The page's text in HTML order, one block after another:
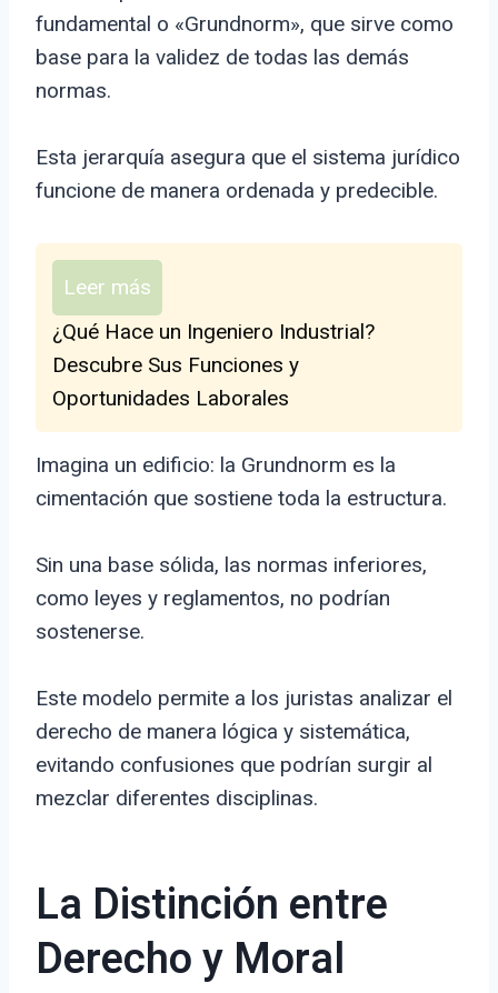
fundamental o «Grundnorm», que sirve como
base para la validez de todas las demás
normas.
Esta jerarquía asegura que el sistema jurídico
funcione de manera ordenada y predecible.
Leer más
¿Qué Hace un Ingeniero Industrial?
Descubre Sus Funciones y
Oportunidades Laborales
Imagina un edificio: la Grundnorm es la
cimentación que sostiene toda la estructura.
Sin una base sólida, las normas inferiores,
como leyes y reglamentos, no podrían
sostenerse.
Este modelo permite a los juristas analizar el
derecho de manera lógica y sistemática,
evitando confusiones que podrían surgir al
mezclar diferentes disciplinas.
La Distinción entre
Derecho y Moral